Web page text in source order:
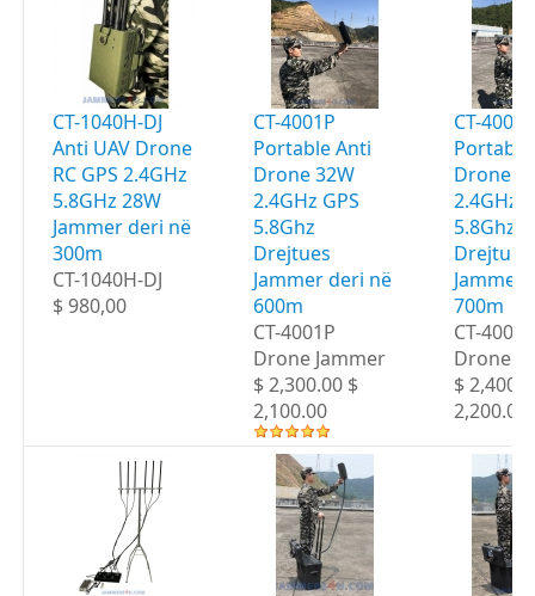
CT-1040H-DJ
Anti UAV Drone
RC GPS 2.4GHz
5.8GHz 28W
Jammer deri në
300m
CT-1040H-DJ
$ 980,00
CT-4001P
Portable Anti
Drone 32W
2.4GHz GPS
5.8Ghz
Drejtues
Jammer deri në
600m
CT-4001P
Drone Jammer
$ 2,300.00 $
2,100.00
CT-4002P
Drone
2.4GHz
5.8Ghz
Drejtues
Jammer
700m
CT-4002P
Drone
$
2,200.00